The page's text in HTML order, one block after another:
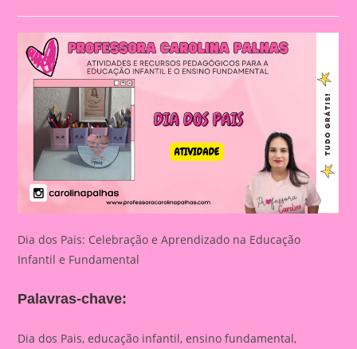
Dia dos Pais: Celebração e Aprendizado na Educação
Infantil e Fundamental
Palavras-chave:
Dia dos Pais, educação infantil, ensino fundamental,